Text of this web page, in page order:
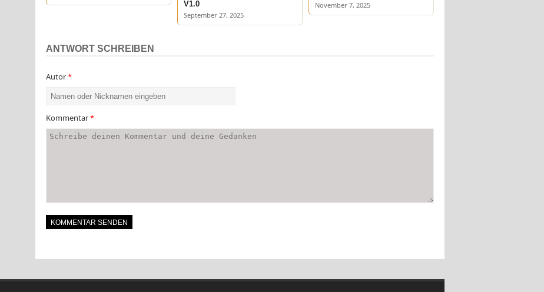
V1.0
September 27, 2025
November 7, 2025
ANTWORT SCHREIBEN
Autor*
Kommentar*